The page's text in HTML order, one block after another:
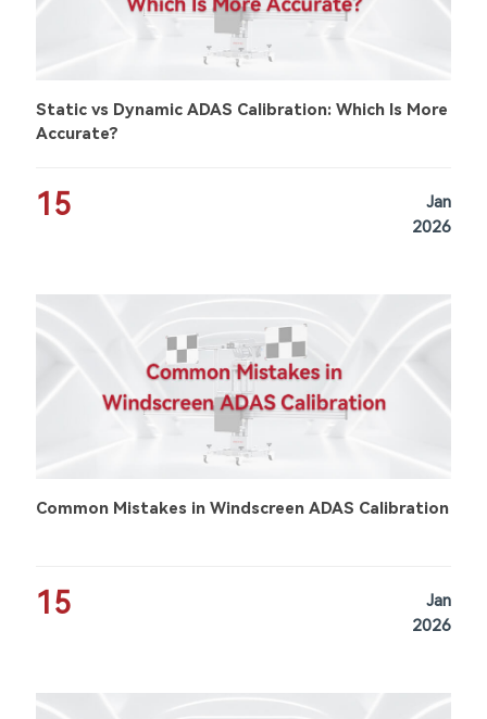
Static vs Dynamic ADAS Calibration: Which Is More
Accurate?
15
Jan
2026
Common Mistakes in Windscreen ADAS Calibration
15
Jan
2026